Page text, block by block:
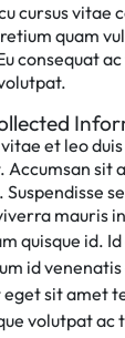
cursus vitae
quam
consequat
et leo
Accumsan sit
mauris
quisque id.
id venenatis
sit amet
volutpat